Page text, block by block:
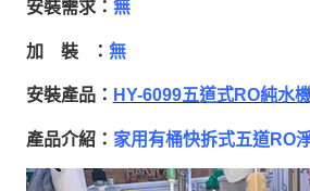
安裝需求： 無
加 裝 ： 無
安裝產品： HY-6099五道式RO純水
產品介紹： 家用有桶快拆式五道RO